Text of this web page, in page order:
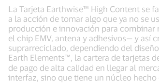
La Tarjeta Earthwise™ High Content se
a la acción de tomar algo que ya no se
producción e innovación para
el chip EMV, antena y adhesivos— y así
suprarreciclado, dependiendo del
Earth Elements™, la cartera de tarjetas
de pago de alta calidad en llegar al
interfaz, sino que tiene un núcleo